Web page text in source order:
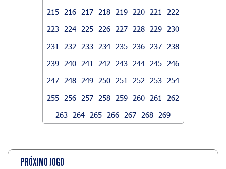
215
216 217 218 219 220 221
222
223
224 225 226 227 228 229
230
231
232 233 234 235 236 237
238
239
240 241 242 243 244 245
246
247
248 249 250 251 252 253
254
255
256 257 258 259 260 261
262
263
264 265 266 267 268 269
PRÓXIMO JOGO